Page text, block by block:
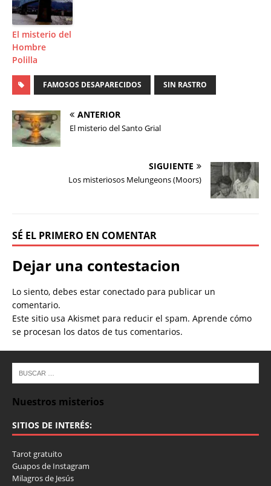
El misterio del
Hombre
Polilla
FAMOSOS DESAPARECIDOS SIN RASTRO
ANTERIOR
El misterio del Santo Grial
SIGUIENTE
Los misteriosos Melungeons (Moors)
SÉ EL PRIMERO EN COMENTAR
Dejar una contestacion
Lo siento, debes estar conectado para publicar un
comentario.
Este sitio usa Akismet para reducir el spam. Aprende cómo
se procesan los datos de tus comentarios.
Nuestros misterios
SITIOS DE INTERÉS:
Tarot gratuito
Guapos de Instagram
Milagros de Jesús